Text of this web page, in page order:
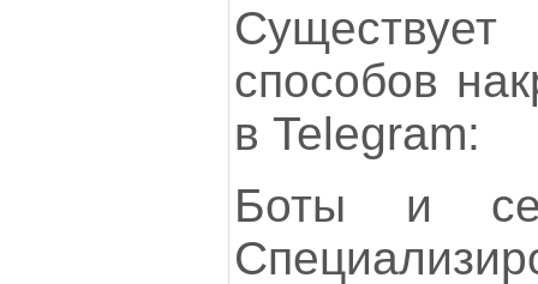
способов
в Telegram:
Боты и